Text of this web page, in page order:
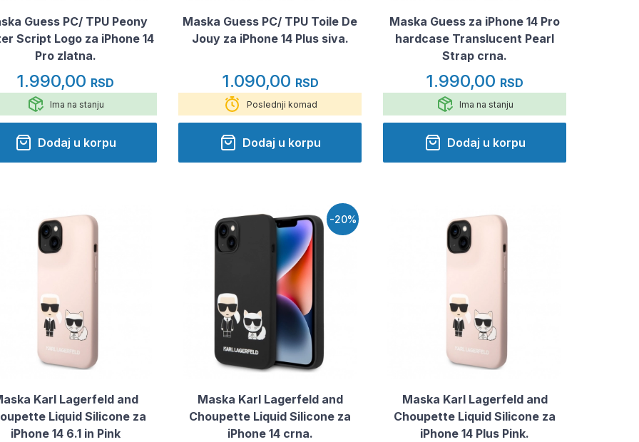
Guess PC/ TPU Peony
Script Logo za iPhone 14
Pro zlatna.
1.990,00 RSD
Ima na stanju
Dodaj u korpu
Maska Guess PC/ TPU Toile De
Jouy za iPhone 14 Plus siva.
1.090,00 RSD
Poslednji komad
Dodaj u korpu
Maska Guess za iPhone 14 Pro
hardcase Translucent Pearl
Strap crna.
1.990,00 RSD
Ima na stanju
Dodaj u korpu
Karl Lagerfeld and
Liquid Silicone za
iPhone 14 6.1 in Pink
-20%
Maska Karl Lagerfeld and
Choupette Liquid Silicone za
iPhone 14 crna.
Maska Karl Lagerfeld and
Choupette Liquid Silicone za
iPhone 14 Plus Pink.